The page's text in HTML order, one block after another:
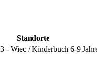
Standorte
3 - Wiec / Kinderbuch 6-9